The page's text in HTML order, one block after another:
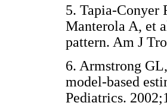
5. Tapia-Conyer
Manterola A, et
pattern. Am J
6. Armstrong
model-based
Pediatrics.